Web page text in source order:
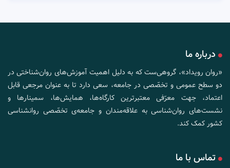
درباره ما
«روان رویداد»، گروهی‌ست که به دلیل اهمیت آموزش‌های روان‌شناختی در
دو سطح عمومی و تخصّصی در جامعه، سعی دارد تا به عنوان مرجعی قابل
اعتماد، جهت معرّفی معتبرترین کارگاه‌ها، همایش‌ها، سمینارها و
نشست‌های روان‌شناسی به علاقه‌مندان و جامعه‌ی تخصّصی روانشناسی
کشور کمک کند.
تماس با ما